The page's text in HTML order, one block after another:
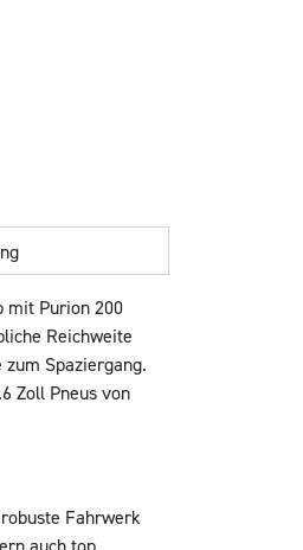
mit Purion 200
Reichweite
Spaziergang.
Zoll Pneus von
Fahrwerk
auch top